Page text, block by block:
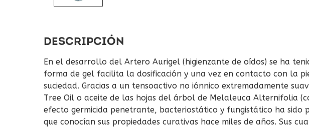
DESCRIPCIÓN
En el desarrollo del Artero Aurigel (higienzante de oídos) se ha
forma de gel facilita la dosificación y una vez en contacto con la
suciedad. Gracias a un tensoactivo no iónnico extremadamente
Tree Oil o aceite de las hojas del árbol de Melaleuca Alternifolia
efecto germicida penetrante, bacteriostático y fungistático ha
que conocían sus propiedades curativas hace miles de años. Sus